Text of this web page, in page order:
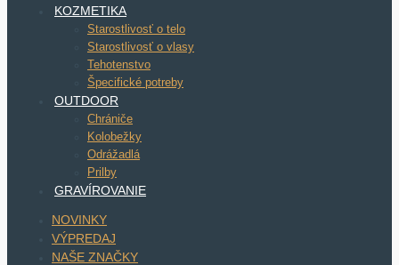
KOZMETIKA
Starostlivosť o telo
Starostlivosť o vlasy
Tehotenstvo
Špecifické potreby
OUTDOOR
Chrániče
Kolobežky
Odrážadlá
Prilby
GRAVÍROVANIE
NOVINKY
VÝPREDAJ
NAŠE ZNAČKY